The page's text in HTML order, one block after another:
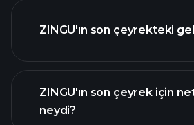
kazançları
ZINGU'ın son çeyrekteki
ZINGU'ın son çeyrek için
neydi?